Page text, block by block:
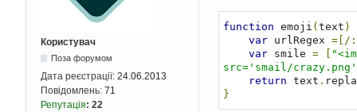
Користувач
Поза форумом
Дата реєстрації: 24.06.2013
Повідомлень: 71
Репутація: 22
function emoji ( text )
var urlRegex =[/
var smile =
src='smail/
return text .
}